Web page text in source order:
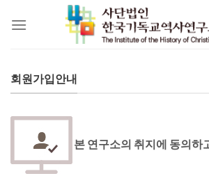
회원가입안내
본 연구소의 취지에 동의하